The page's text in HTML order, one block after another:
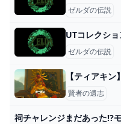
ゼルダの伝説
ゼルダの伝説
賢者の遺志